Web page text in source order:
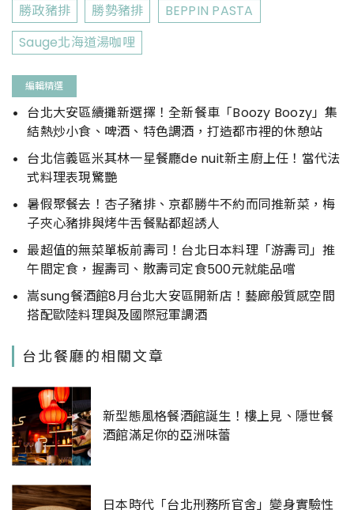
勝政豬排
勝勢豬排
BEPPIN PASTA
Sauge北海道湯咖哩
編輯精選
台北大安區續攤新選擇！全新餐車「Boozy Boozy」集
結熱炒小食、啤酒、特色調酒，打造都市裡的休憩站
台北信義區米其林一星餐廳de nuit新主廚上任！當代法
式料理表現驚艷
暑假聚餐去！杏子豬排、京都勝牛不約而同推新菜，梅
子夾心豬排與烤牛舌餐點都超誘人
最超值的無菜單板前壽司！台北日本料理「游壽司」推
午間定食，握壽司、散壽司定食500元就能品嚐
嵩sung餐酒館8月台北大安區開新店！藝廊般質感空間
搭配歐陸料理與及國際冠軍調酒
台北餐廳的相關文章
新型態風格餐酒館誕生！樓上見、隱世餐
酒館滿足你的亞洲味蕾
日本時代「台北刑務所官舍」變身實驗性